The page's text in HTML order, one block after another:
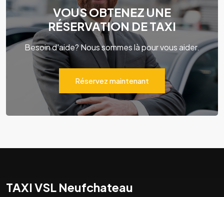
VOUS OBTENEZ UNE
RÉSERVATION DE TAXI
Besoin d'aide? Nous sommes là pour vous aider.
Réservez maintenant
TAXI VSL Neufchateau